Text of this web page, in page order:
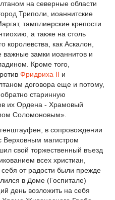
на северные области
Триполи, иоаннитские
тамплиерские крепости
а также на столь
королевства, как Аскалон,
замки иоаннитов и
Кроме того,
Фридриха II и
договора еще и потому,
старинную
их Ордена - Храмовый
Соломоновым».
в сопровождении
Верховным магистром
свой торжественный въезд
всех христиан,
от радости были прежде
в Доме (Госпитале)
день возложить на себя